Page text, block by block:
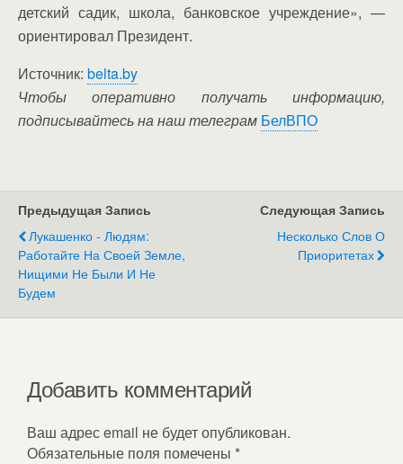
детский садик, школа, банковское учреждение», —
ориентировал Президент.
Источник: belta.by
Чтобы оперативно получать информацию,
подписывайтесь на наш телеграм БелВПО
Предыдущая Запись
Лукашенко - Людям:
Работайте На Своей Земле,
Нищими Не Были И Не
Будем
Следующая Запись
Несколько Слов О
Приоритетах
Добавить комментарий
Ваш адрес email не будет опубликован.
Обязательные поля помечены *